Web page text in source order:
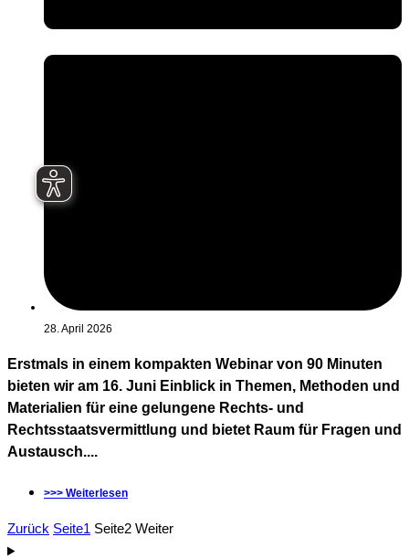
28. April 2026
Erstmals in einem kompakten Webinar von 90 Minuten
bieten wir am 16. Juni Einblick in Themen, Methoden und
Materialien für eine gelungene Rechts- und
Rechtsstaatsvermittlung und bietet Raum für Fragen und
Austausch....
>>> Weiterlesen
Zurück Seite1 Seite2 Weiter